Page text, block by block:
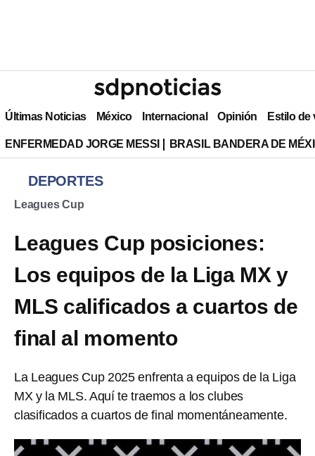
Últimas Noticias México Internacional Opinión Estilo de
ENFERMEDAD JORGE MESSI BRASIL BANDERA DE
DEPORTES
Leagues Cup
Leagues Cup posiciones:
Los equipos de la Liga MX y
MLS calificados a cuartos de
final al momento
La Leagues Cup 2025 enfrenta a equipos de la Liga
MX y la MLS. Aquí te traemos a los clubes
clasificados a cuartos de final momentáneamente.